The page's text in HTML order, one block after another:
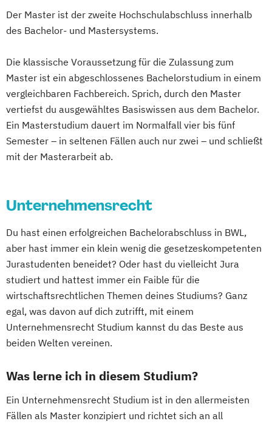
Der Master ist der zweite Hochschulabschluss innerhalb
des Bachelor- und Mastersystems.
Die klassische Voraussetzung für die Zulassung zum
Master ist ein abgeschlossenes Bachelorstudium in einem
vergleichbaren Fachbereich. Sprich, durch den Master
vertiefst du ausgewähltes Basiswissen aus dem Bachelor.
Ein Masterstudium dauert im Normalfall vier bis fünf
Semester – in seltenen Fällen auch nur zwei – und schließt
mit der Masterarbeit ab.
Unternehmensrecht
Du hast einen erfolgreichen Bachelorabschluss in BWL,
aber hast immer ein klein wenig die gesetzeskompetenten
Jurastudenten beneidet? Oder hast du vielleicht Jura
studiert und hattest immer ein Faible für die
wirtschaftsrechtlichen Themen deines Studiums? Ganz
egal, was davon auf dich zutrifft, mit einem
Unternehmensrecht Studium kannst du das Beste aus
beiden Welten vereinen.
Was lerne ich in diesem Studium?
Ein Unternehmensrecht Studium ist in den allermeisten
Fällen als Master konzipiert und richtet sich an all